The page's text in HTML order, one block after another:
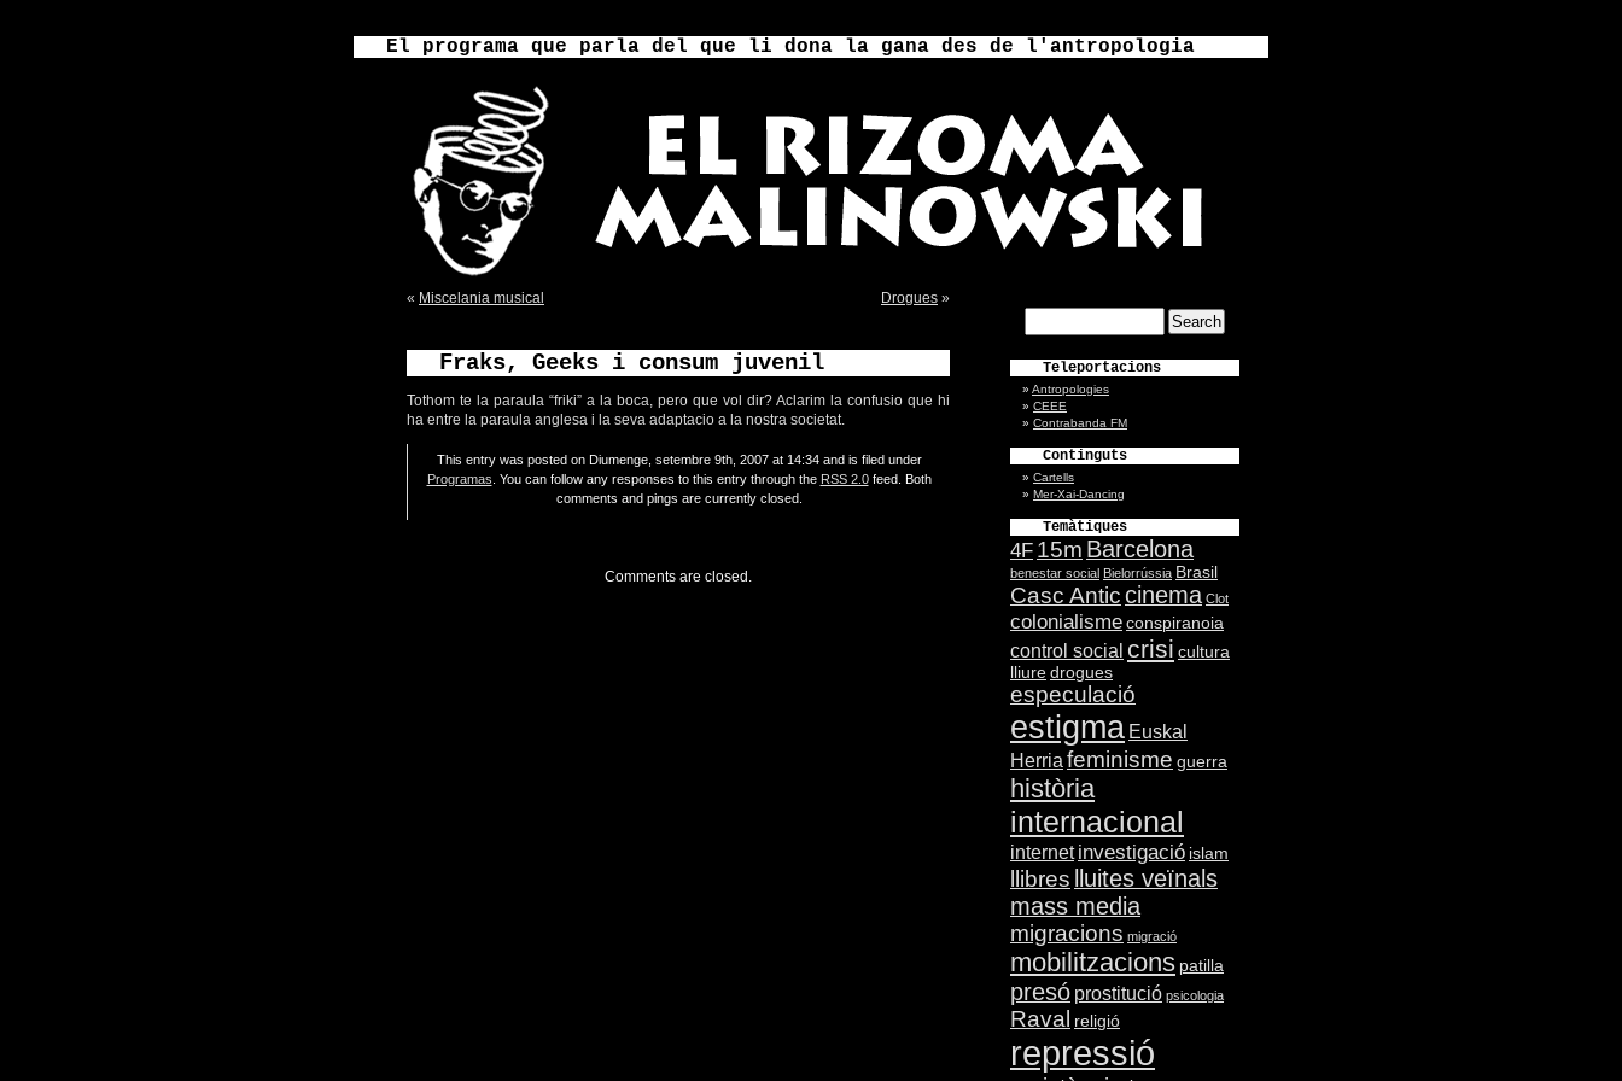
El programa que parla del que li dona la gana des de l'antropologia
« Miscelania musical Drogues »
Fraks, Geeks i consum juvenil
Tothom te la paraula “friki” a la boca, pero que vol dir? Aclarim la confusio que hi
ha entre la paraula anglesa i la seva adaptacio a la nostra societat.
This entry was posted on Diumenge, setembre 9th, 2007 at 14:34 and is filed under
Programas . You can follow any responses to this entry through the RSS 2.0feed. Both
comments and pings are currently closed.
Comments are closed.
Teleportacions
Antropologies
CEEE
Contrabanda FM
Continguts
Cartells
Mer-Xai-Dancing
Temàtiques
4F 15m Barcelona
benestar social Bielorrússia Brasil
Casc Anticcinema Clot
colonialisme conspiranoia
control social crisi cultura
lliure drogues
especulació
estigma Euskal
Herria feminisme guerra
història
internacional
internet investigació islam
llibres
lluites veïnals
mass media
migracions migració
mobilitzacions patilla
presó prostitució psicologia
Raval religió
repressió